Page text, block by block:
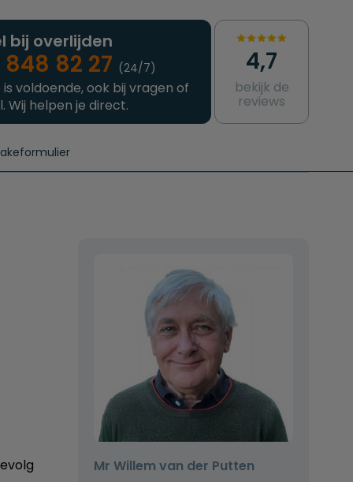
bij overlijden
82 27 (24/7)
voldoende, ook bij vragen of
Wij helpen je direct.
4,7
bekijk de
reviews
Mr Willem van der Putten